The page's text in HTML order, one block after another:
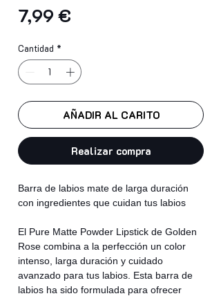
7,99 €
Cantidad *
AÑADIR AL CARITO
Realizar compra
Barra de labios mate de larga duración
con ingredientes que cuidan tus labios
El Pure Matte Powder Lipstick de Golden
Rose combina a la perfección un color
intenso, larga duración y cuidado
avanzado para tus labios. Esta barra de
labios ha sido formulada para ofrecer